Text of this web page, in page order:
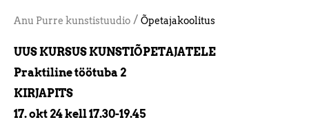
Anu Purre kunstistuudio / Õpetajakoolitus
UUS KURSUS KUNSTIÕPETAJATELE
Praktiline töötuba 2
KIRJAPITS
17. okt 24 kell 17.30-19.45